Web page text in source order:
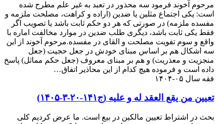
مرحوم آخوند فرمود سه محذور در تعبد به غیر علم مطرح شده
است: یکی اجتماع مثلین یا ضدین (اراده و کراهت، مصلحت ملزمه و
مفسده ملزمه) در صورتی که هر دو حکم ثابت باشد یا تصویب اگر
فقط یکی ثابت باشد، دیگری طلب ضدین در موارد مخالفت اماره با
واقع و سوم تفویت مصلحت و القای در مفسده.مرحوم آخوند از این
سه اشکال هم بر اساس مبنای خودش در جعل حجیت (جعل
منجزیت و معذریت) و هم بر مبنای معروف (جعل حکم مماثل) پاسخ
داده است و فرموده هیچ کدام از این محاذیر اتفاق…
فقه سال ۰۵-۱۴۰۴
تعیین من یقع العقد له و علیه (ج۱۴۱-۲۰-۳-۱۴۰۵)
بحث در اشتراط تعیین مالکین در بیع است. ما عرض کردیم کلی